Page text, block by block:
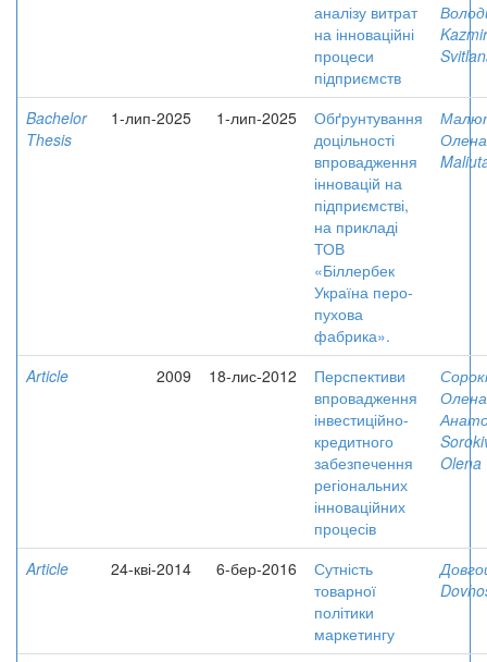
аналізу витрат
на інноваційні
процеси
підприємств
Bachelor
Thesis
1-лип-2025 1-лип-2025
Обґрунтування
доцільності
впровадження
інновацій на
підприємстві,
на прикладі
ТОВ
«Біллербек
Україна перо-
пухова
фабрика».
Олена
Article 2009 18-лис-2012
Перспективи
впровадження
інвестиційно-
кредитного
забезпечення
регіональних
інноваційних
процесів
Олена
Olena
Article 24-кві-2014 6-бер-2016
Сутність
товарної
політики
маркетингу